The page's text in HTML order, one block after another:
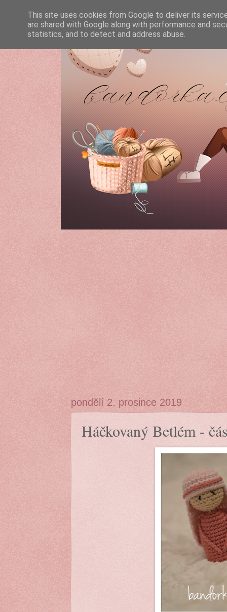
pondělí 2. prosince 2019
Háčkovaný Betlém -
This site uses cookies from Google to deliver its
are shared with Google along with performance and
statistics, and to detect and address abuse.